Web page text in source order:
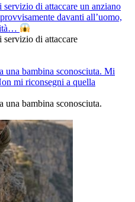
di attaccare un anziano
davanti all’uomo,
di attaccare
una bambina sconosciuta. Mi
mi riconsegni a quella
una bambina sconosciuta.